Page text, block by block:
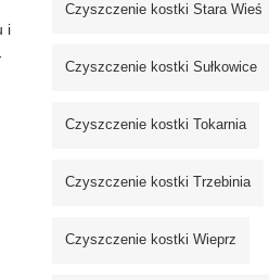
i
Czyszczenie kostki Stara Wieś
Czyszczenie kostki Sułkowice
Czyszczenie kostki Tokarnia
Czyszczenie kostki Trzebinia
Czyszczenie kostki Wieprz